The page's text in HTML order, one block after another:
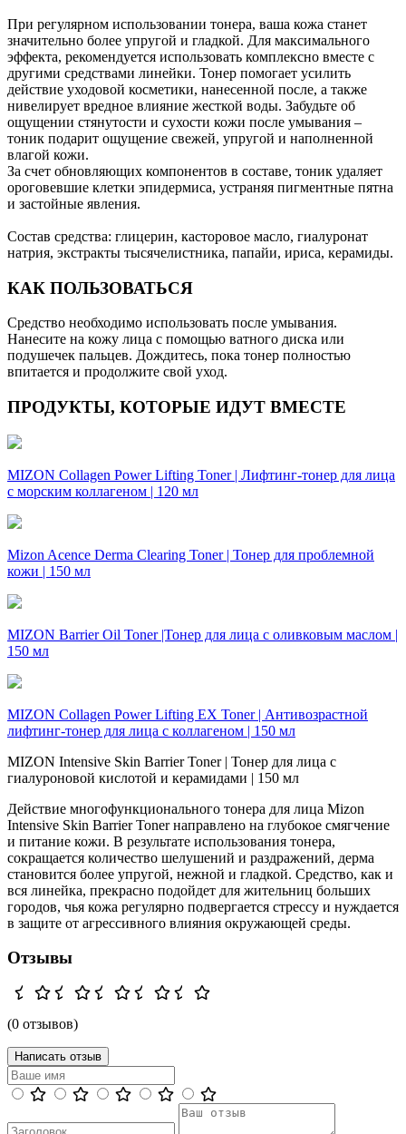
При регулярном использовании тонера, ваша кожа станет
значительно более упругой и гладкой. Для максимального
эффекта, рекомендуется использовать комплексно вместе с
другими средствами линейки. Тонер помогает усилить
действие уходовой косметики, нанесенной после, а также
нивелирует вредное влияние жесткой воды. Забудьте об
ощущении стянутости и сухости кожи после умывания –
тоник подарит ощущение свежей, упругой и наполненной
влагой кожи.
За счет обновляющих компонентов в составе, тоник удаляет
ороговевшие клетки эпидермиса, устраняя пигментные пятна
и застойные явления.
Состав средства: глицерин, касторовое масло, гиалуронат
натрия, экстракты тысячелистника, папайи, ириса, керамиды.
КАК ПОЛЬЗОВАТЬСЯ
Средство необходимо использовать после умывания.
Нанесите на кожу лица с помощью ватного диска или
подушечек пальцев. Дождитесь, пока тонер полностью
впитается и продолжите свой уход.
ПРОДУКТЫ, КОТОРЫЕ ИДУТ ВМЕСТЕ
MIZON Collagen Power Lifting Toner | Лифтинг-тонер для лица
с морским коллагеном | 120 мл
Mizon Acence Derma Clearing Toner | Тонер для проблемной
кожи | 150 мл
MIZON Barrier Oil Toner |Тонер для лица с оливковым маслом |
150 мл
MIZON Collagen Power Lifting EX Toner | Антивозрастной
лифтинг-тонер для лица с коллагеном | 150 мл
MIZON Intensive Skin Barrier Toner | Тонер для лица с
гиалуроновой кислотой и керамидами | 150 мл
Действие многофункционального тонера для лица Mizon
Intensive Skin Barrier Toner направлено на глубокое смягчение
и питание кожи. В результате использования тонера,
сокращается количество шелушений и раздражений, дерма
становится более упругой, нежной и гладкой. Средство, как и
вся линейка, прекрасно подойдет для жительниц больших
городов, чья кожа регулярно подвергается стрессу и нуждается
в защите от агрессивного влияния окружающей среды.
Отзывы
(0 отзывов)
Написать отзыв